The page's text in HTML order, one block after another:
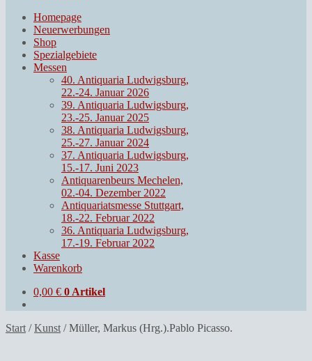
Homepage
Neuerwerbungen
Shop
Spezialgebiete
Messen
40. Antiquaria Ludwigsburg,
22.-24. Januar 2026
39. Antiquaria Ludwigsburg,
23.-25. Januar 2025
38. Antiquaria Ludwigsburg,
25.-27. Januar 2024
37. Antiquaria Ludwigsburg,
15.-17. Juni 2023
Antiquarenbeurs Mechelen,
02.-04. Dezember 2022
Antiquariatsmesse Stuttgart,
18.-22. Februar 2022
36. Antiquaria Ludwigsburg,
17.-19. Februar 2022
Kasse
Warenkorb
0,00 € 0 Artikel
Start /Kunst /Müller, Markus (Hrg.).Pablo Picasso.